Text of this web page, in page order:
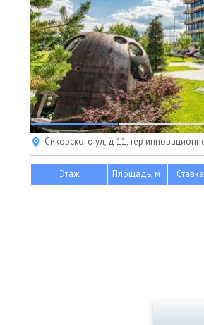
Сикорского ул, д 11, тер
Этаж Площадь, м2